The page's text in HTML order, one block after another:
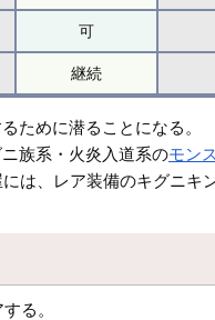
可
継続
ために潜ることになる。
族系・火炎入道系のモン
は、レア装備のキグニキ
る。